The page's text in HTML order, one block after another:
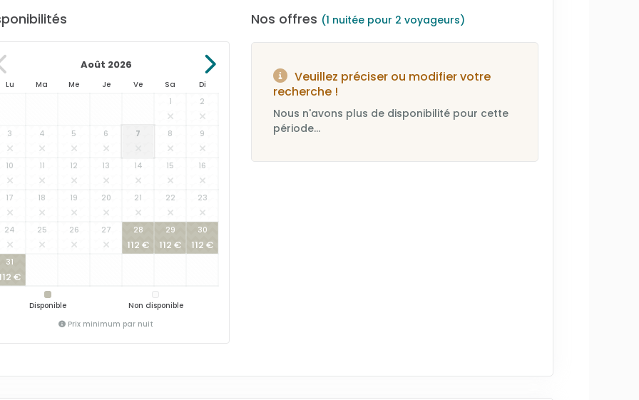
Août 2026
Lu Ma Me Je Ve Sa
Di
1
2
3 4 5 6 7 8 9
10 11 12 13 14 15 16
17 18 19 20 21 22 23
24 25 26 27 28
112 €
29
112 €
30
112 €
31
€
Disponible
Non disponible
Prix minimum par nuit
Nos offres (1 nuitée pour 2 voyageurs)
Veuillez préciser ou modifier votre
recherche !
Nous n'avons plus de disponibilité pour cette
période...